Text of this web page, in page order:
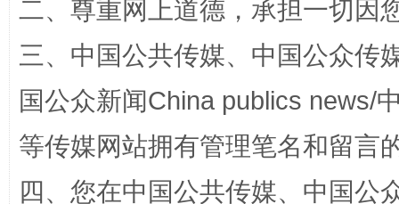
二、尊重网上道德，承担一切因
三、中国公共传媒、中国公众传
国公众新闻China publics news/
等传媒网站拥有管理笔名和留言
四、您在中国公共传媒、中国公